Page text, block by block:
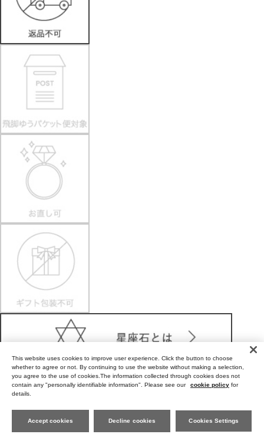
Care Tips for Gold-Plating jewelry (K18YG plating)
This website uses cookies to improve user experience. Click the button to choose
whether to agree or not. By continuing to use the website without making a selection,
you agree to the use of cookies.The information collected through cookies does not
contain any "personally identifiable information". Please see our
cookie policy for
details.
Cookies Settings
Decline cookies
Accept cookies